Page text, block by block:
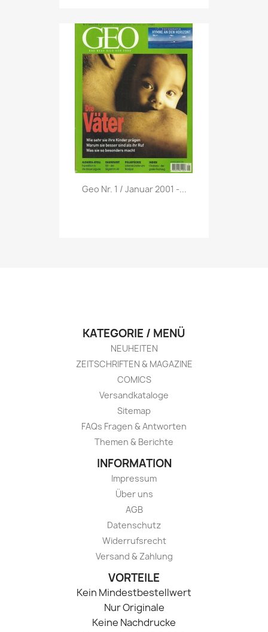
 Vorschau
Geo Nr. 1 / Januar 2001 -...
KATEGORIE / MENÜ
NEUHEITEN
ZEITSCHRIFTEN & MAGAZINE
COMICS
Versandkataloge
Sitemap
FAQs Fragen & Antworten
Themen & Berichte
INFORMATION
Impressum
Über uns
AGB
Datenschutz
Widerrufsrecht
Versand & Zahlung
VORTEILE
Kein Mindestbestellwert
Nur Originale
Keine Nachdrucke